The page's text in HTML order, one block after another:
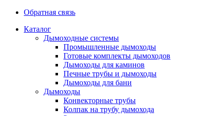
Обратная связь
Каталог
Дымоходные системы
Промышленные дымоходы
Готовые комплекты дымоходов
Дымоходы для каминов
Печные трубы и дымоходы
Дымоходы для бани
Дымоходы
Конвекторные трубы
Колпак на трубу дымохода